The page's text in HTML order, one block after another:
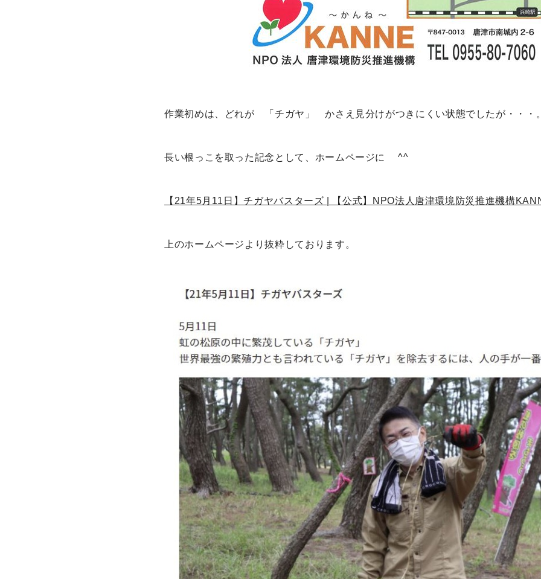
作業初めは、どれが 「チガヤ」 かさえ見分けがつきにくい状態でしたが・・・
長い根っこを取った記念として、ホームページに ^^
【21年5月11日】チガヤバスターズ | 【公式】NPO法人唐津環境防災推進機構
上のホームページより抜粋しております。